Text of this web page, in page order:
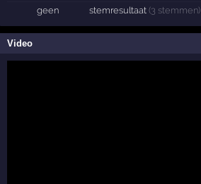
geen
stemresultaat(3 stemmen)
Video